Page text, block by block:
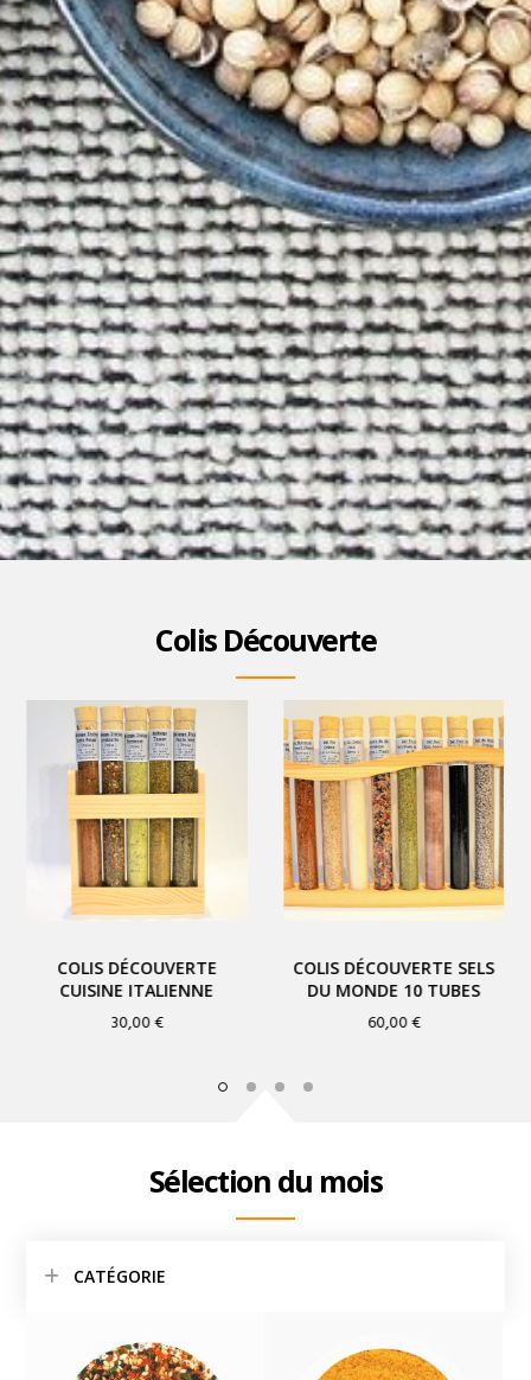
Colis Découverte
Previous
COLIS DÉCOUVERTE
CUISINE ITALIENNE
30,00€
COLIS DÉCOUVERTE SELS
DU MONDE 10 TUBES
60,00€
Sélection du mois
CATÉGORIE